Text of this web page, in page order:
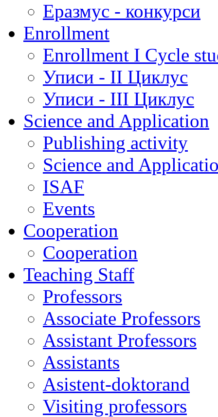
Еразмус - конкурси
Enrollment
Enrollment I Cycle
Уписи - II Циклус
Уписи - III Циклус
Science and Application
Publishing activity
Science and
ISAF
Events
Cooperation
Cooperation
Teaching Staff
Professors
Associate Professors
Assistant Professors
Assistants
Asistent-doktorand
Visiting professors